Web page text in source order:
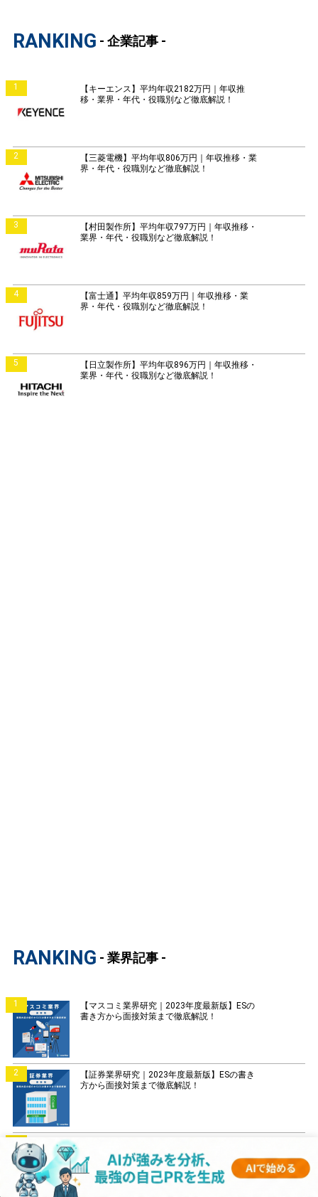
RANKING - 企業記事 -
1
【キーエンス】平均年収2182万円｜年収推
移・業界・年代・役職別など徹底解説！
2
【三菱電機】平均年収806万円｜年収推移・業
界・年代・役職別など徹底解説！
3
【村田製作所】平均年収797万円｜年収推移・
業界・年代・役職別など徹底解説！
4
【富士通】平均年収859万円｜年収推移・業
界・年代・役職別など徹底解説！
5
【日立製作所】平均年収896万円｜年収推移・
業界・年代・役職別など徹底解説！
RANKING - 業界記事 -
1
【マスコミ業界研究｜2023年度最新版】ESの
書き方から面接対策まで徹底解説！
2
【証券業界研究｜2023年度最新版】ESの書き
方から面接対策まで徹底解説！
3
方から面接対策まで徹底解説！